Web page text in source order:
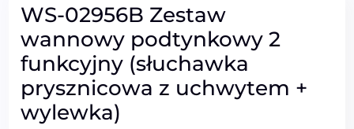
WS-02956B Zestaw
wannowy podtynkowy 2
funkcyjny (słuchawka
prysznicowa z uchwytem +
wylewka)